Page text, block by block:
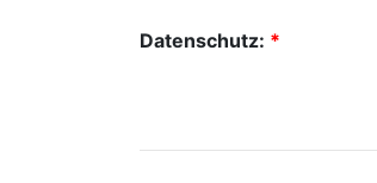
Datenschutz: *